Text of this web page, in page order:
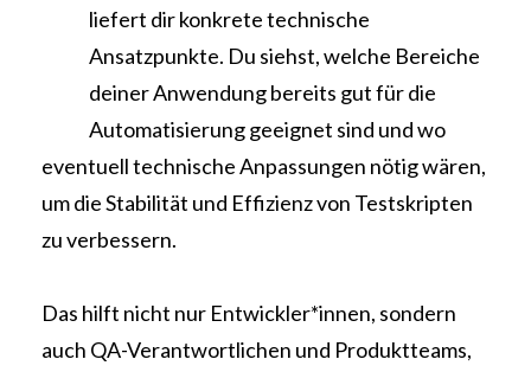
liefert dir konkrete technische
Ansatzpunkte. Du siehst, welche Bereiche
deiner Anwendung bereits gut für die
Automatisierung geeignet sind und wo
eventuell technische Anpassungen nötig wären,
um die Stabilität und Effizienz von Testskripten
zu verbessern.
Das hilft nicht nur Entwickler*innen, sondern
auch QA-Verantwortlichen und Produktteams,